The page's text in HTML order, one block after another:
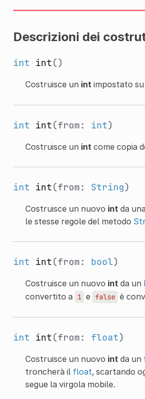
Descrizioni dei
int int()
Costruisce un intimpostato su
int int(from: int)
Costruisce un intcome copia
int int(from: String)
Costruisce un nuovo intda una
le stesse regole del metodo
int int(from: bool)
Costruisce un nuovo intda un
convertito a
1 e false è
int int(from: float)
Costruisce un nuovo intda un
troncherà il float, scartando
segue la virgola mobile.